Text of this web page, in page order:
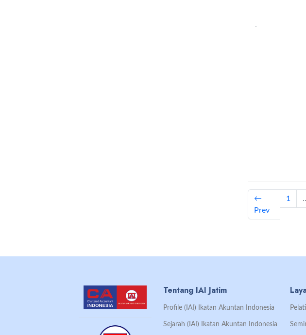
←
Prev
1
Tentang IAI Jatim
Profile (IAI) Ikatan Akuntan Indonesia
Sejarah (IAI) Ikatan Akuntan Indonesia